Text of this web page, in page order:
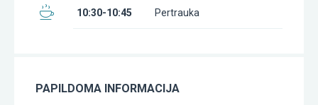
10:30-10:45 Pertrauka
PAPILDOMA INFORMACIJA